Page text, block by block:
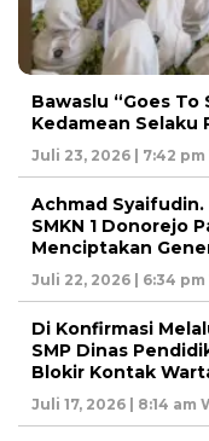
Bawaslu “Goes To
Kedamean Selaku
Juli 23, 2026 | 7:42 pm
Achmad Syaifudin.
SMKN 1 Donorejo
Menciptakan
Juli 22, 2026 | 6:34 pm
Di Konfirmasi
SMP Dinas
Blokir Kontak
Juli 17, 2026 | 8:14 am